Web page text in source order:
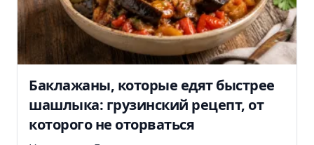
Баклажаны, которые едят быстрее
шашлыка: грузинский рецепт, от
которого не оторваться